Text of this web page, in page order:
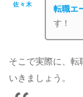
佐々木
転職エ
す！
そこで実際に、転
いきましょう。